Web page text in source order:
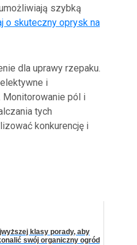
szybką
o skuteczny oprysk na
dla uprawy rzepaku.
i
Monitorowanie pól i
tych
konkurencję i
klasy porady, aby
swój organiczny ogród